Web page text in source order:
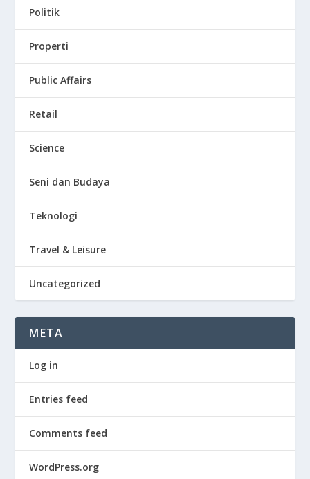
Politik
Properti
Public Affairs
Retail
Science
Seni dan Budaya
Teknologi
Travel & Leisure
Uncategorized
META
Log in
Entries feed
Comments feed
WordPress.org